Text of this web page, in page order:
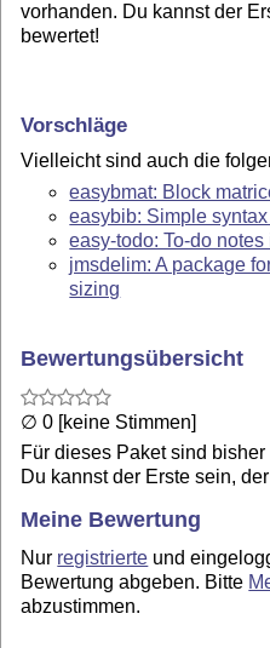
vorhanden. Du kannst der
bewertet!
Vorschläge
Vielleicht sind auch die
easybmat: Block
easybib: Simple
easy-todo: To-do
jmsdelim: A package
sizing
Bewertungsübersicht
∅ 0 [keine Stimmen]
Für dieses Paket sind
Du kannst der Erste sein,
Meine Bewertung
Nur registrierte und
Bewertung abgeben. Bitte
abzustimmen.